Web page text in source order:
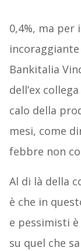
0,4%, ma
Bankitalia
dell’ex
calo della
mesi, come
febbre non
Al di là della
è che in
e pessimisti
su quel che